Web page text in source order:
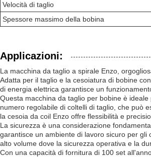
Velocità di taglio
Spessore massimo della bobina
Applicazioni:
La macchina da taglio a spirale Enzo,
Adatta per il taglio e la cesoiatura di bobine
di energia elettrica garantisce un
Questa macchina da taglio per bobine è
numero regolabile di coltelli di taglio, che può
la cesoia da coil Enzo offre flessibilità e
La sicurezza è una considerazione
garantisce un ambiente di lavoro sicuro per
alto volume dove la sicurezza operativa e la
Con una capacità di fornitura di 100 set